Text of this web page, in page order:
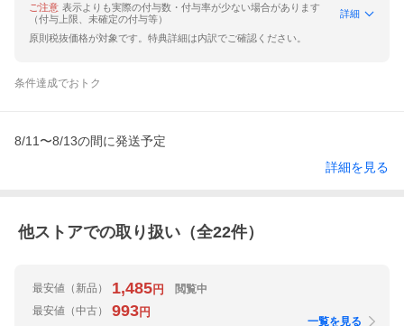
ご注意 表示よりも実際の付与数・付与率が少ない場合があります
（付与上限、未確定の付与等）
詳細
原則税抜価格が対象です。特典詳細は内訳でご確認ください。
条件達成でおトク
8/11〜8/13の間に発送予定
詳細を見る
他ストアでの取り扱い（全22件）
最安値 （新品） 1,485円
閲覧中
最安値 （中古） 993円
一覧を見る